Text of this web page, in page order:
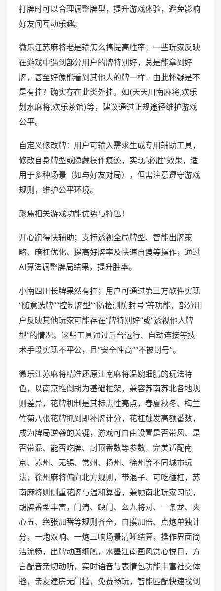
打牌时可以合理调整牌型，提升游戏体验，避免影响
好友间互动乐趣。
微乐江苏麻将老是输怎么搞提高胜率；一些玩家反映
在游戏中遇到部分用户的牌特别好，总是能拿到好
牌，甚至好像能看到其他人的牌一样，由此怀疑是不
是有挂？确实存在此类外挂。如(天天川南麻将,欢乐
划水麻将,欢乐茶馆)等，建议通过正规途径维护游戏
公平。
自定义修改牌：用户可输入需求生成专用辅助工具，
修改自身牌型或隐藏操作痕迹，实现“必胜”效果，适
用于多种场景（如与好友对局），但需注意遵守游戏
规则，维护公平环境。
聚焦相关游戏功能优势与特色！
开心跑得快辅助；支持透视全局牌型、智能出牌策
略、暗杠优化、提高好牌率及快速自摸等操作，通过
AI算法调整牌局结果，提升胜率。
小南四川长牌果然有挂；用户可通过第三方软件实现
“随意选牌”“控制牌型”“防检测防封号”等功能，部分用
户反映其他玩家可能存在“牌特别好”或“透视他人牌
型”的情况。这些工具通过后台运行、自动连接等技
术手段实现不平公，且“安全性高”“不被封号”。
微乐江苏麻将精准还原江南麻将温婉细腻的玩法特
色，以南京推倒胡为基础框架，兼容苏南苏北各地规
则差异，花牌机制是其标志性亮点，春夏秋冬、梅兰
竹菊八张花牌抓到即补牌计分，花杠触发高额番数，
成为牌局逆袭的关键，游戏可自由设置是否带风、是
否带混、能否吃牌、封顶番数等参数，完美适配南
京、苏州、无锡、常州、扬州、徐州等不同城市玩
法，徐州麻将偏向北方规则，带混子、可吃碰杠，苏
南麻将则侧重花牌与温和算番，兼顾南北玩家习惯，
胡牌番型丰富，门清、缺门、幺九将对、一条龙、夹
心五、绝张加番等规则齐全，自摸加倍、点炮单独计
分，一炮双响、一炮三响场景清晰结算，操作界面简
洁流畅，出牌动画细腻，水墨江南画风赏心悦目，方
言配音亲切动听，实时语音与表情包功能丰富社交体
验，亲友建房无门槛，免费畅玩，智能匹配快速找到